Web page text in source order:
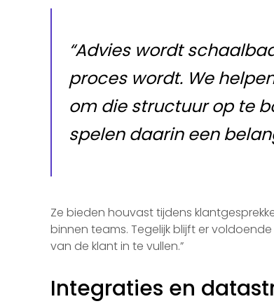
“Advies wordt
proces wordt. We
om die structuur op te
spelen daarin een
Ze bieden houvast tijdens
binnen teams. Tegelijk blijft er
van de klant in te vullen.”
Integraties en